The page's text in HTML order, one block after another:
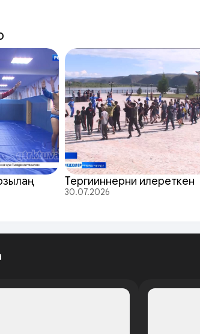
Тергииннерни илереткен
30.07.2026